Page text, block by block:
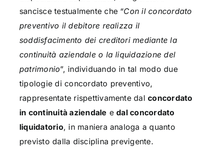
sancisce testualmente che “Con il concordato
preventivo il debitore realizza il
soddisfacimento dei creditori mediante la
continuità aziendale o la liquidazione del
patrimonio”, individuando in tal modo due
tipologie di concordato preventivo,
rappresentate rispettivamente dalconcordato
in continuità aziendale edal concordato
liquidatorio, in maniera analoga a quanto
previsto dalla disciplina previgente.